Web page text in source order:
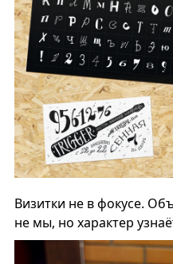
Визитки не в фокусе.
не мы, но характер